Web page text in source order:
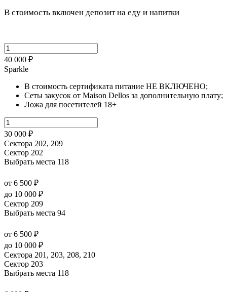
В стоимость включен депозит на еду и напитки
40 000 ₽
Sparkle
В стоимость сертификата питание НЕ ВКЛЮЧЕНО;
Сеты закусок от Maison Dellos за дополнительную плату;
Ложа для посетителей 18+
30 000 ₽
Сектора 202, 209
Сектор 202
Выбрать места 118
от 6 500 ₽
до 10 000 ₽
Сектор 209
Выбрать места 94
от 6 500 ₽
до 10 000 ₽
Сектора 201, 203, 208, 210
Сектор 203
Выбрать места 118